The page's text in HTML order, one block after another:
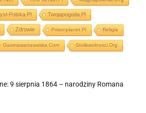
Polska.pl Twojapogoda.pl
Zdrowie Prisonplanet.pl Religia
Gazetawarszawska.com Stolikwolnosci.org
9 sierpnia 1864 – narodziny Romana